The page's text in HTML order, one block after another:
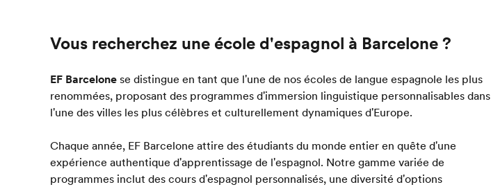
Vous recherchez une école d'espagnol à Barcelone ?
EF Barcelonese distingue en tant que l'une de nos écoles de langue espagnole les plus
renommées, proposant des programmes d'immersion linguistique personnalisables dans
l'une des villes les plus célèbres et culturellement dynamiques d'Europe.
Chaque année, EF Barcelone attire des étudiants du monde entier en quête d'une
expérience authentique d'apprentissage de l'espagnol. Notre gamme variée de
programmes inclut des cours d'espagnol personnalisés, une diversité d'options